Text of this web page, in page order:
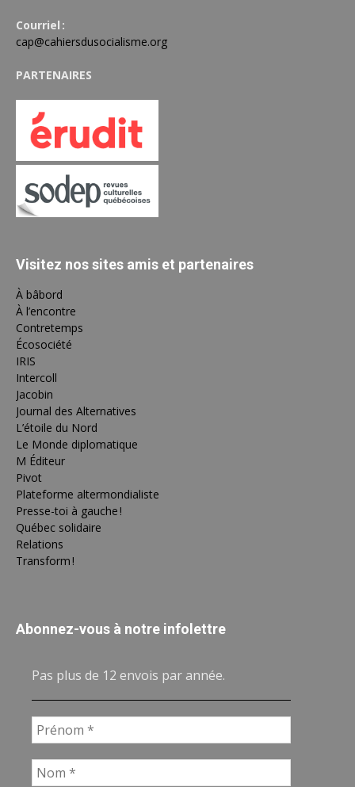
Courriel :
cap@cahiersdusocialisme.org
PARTENAIRES
Visitez nos sites amis et partenaires
À bâbord
À l’encontre
Contretemps
Écosociété
IRIS
Intercoll
Jacobin
Journal des Alternatives
L’étoile du Nord
Le Monde diplomatique
M Éditeur
Pivot
Plateforme altermondialiste
Presse-toi à gauche !
Québec solidaire
Relations
Transform !
Abonnez-vous à notre infolettre
Pas plus de 12 envois par année.